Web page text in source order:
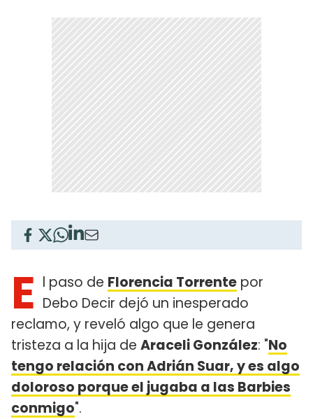
E l paso de Florencia Torrente por
Debo Decir dejó un inesperado
reclamo, y reveló algo que le genera
tristeza a la hija de Araceli González: "No
tengo relación con Adrián Suar, y es algo
doloroso porque el jugaba a las Barbies
conmigo".